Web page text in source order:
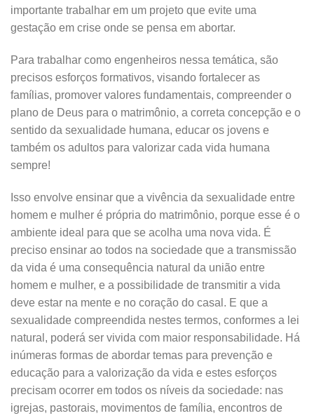
importante trabalhar em um projeto que evite uma
gestação em crise onde se pensa em abortar.
Para trabalhar como engenheiros nessa temática, são
precisos esforços formativos, visando fortalecer as
famílias, promover valores fundamentais, compreender o
plano de Deus para o matrimônio, a correta concepção e o
sentido da sexualidade humana, educar os jovens e
também os adultos para valorizar cada vida humana
sempre!
Isso envolve ensinar que a vivência da sexualidade entre
homem e mulher é própria do matrimônio, porque esse é o
ambiente ideal para que se acolha uma nova vida. É
preciso ensinar ao todos na sociedade que a transmissão
da vida é uma consequência natural da união entre
homem e mulher, e a possibilidade de transmitir a vida
deve estar na mente e no coração do casal. E que a
sexualidade compreendida nestes termos, conformes a lei
natural, poderá ser vivida com maior responsabilidade. Há
inúmeras formas de abordar temas para prevenção e
educação para a valorização da vida e estes esforços
precisam ocorrer em todos os níveis da sociedade: nas
igrejas, pastorais, movimentos de família, encontros de